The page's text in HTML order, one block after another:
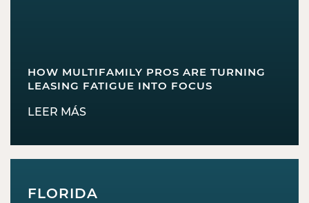
HOW MULTIFAMILY PROS ARE TURNING
LEASING FATIGUE INTO FOCUS
LEER MÁS
FLORIDA